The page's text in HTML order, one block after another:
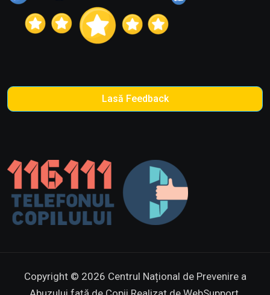
Lasă Feedback
Copyright © 2026 Centrul Național de Prevenire a